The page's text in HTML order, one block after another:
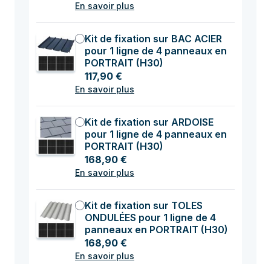
En savoir plus
Kit de fixation sur BAC ACIER
pour 1 ligne de 4 panneaux en
PORTRAIT (H30)
117,90 €
En savoir plus
Kit de fixation sur ARDOISE
pour 1 ligne de 4 panneaux en
PORTRAIT (H30)
168,90 €
En savoir plus
Kit de fixation sur TOLES
ONDULÉES pour 1 ligne de 4
panneaux en PORTRAIT (H30)
168,90 €
En savoir plus